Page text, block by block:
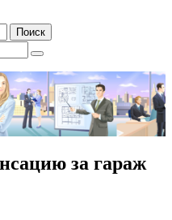
за гараж